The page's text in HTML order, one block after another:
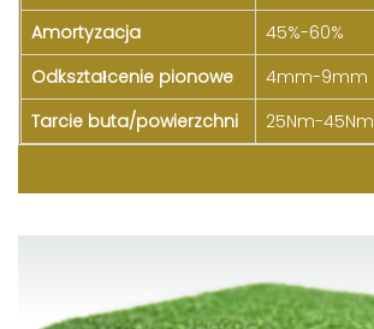
Amortyzacja
45%-60%
Odkształcenie pionowe
4mm-9mm
Tarcie buta/powierzchni
25Nm-45Nm